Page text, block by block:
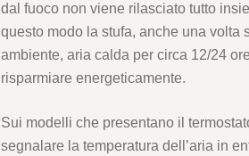
dal fuoco non viene rilasciato tutto
questo modo la stufa, anche una volta
ambiente, aria calda per circa 12/24
risparmiare energeticamente.
Sui modelli che presentano il
segnalare la temperatura dell’aria in